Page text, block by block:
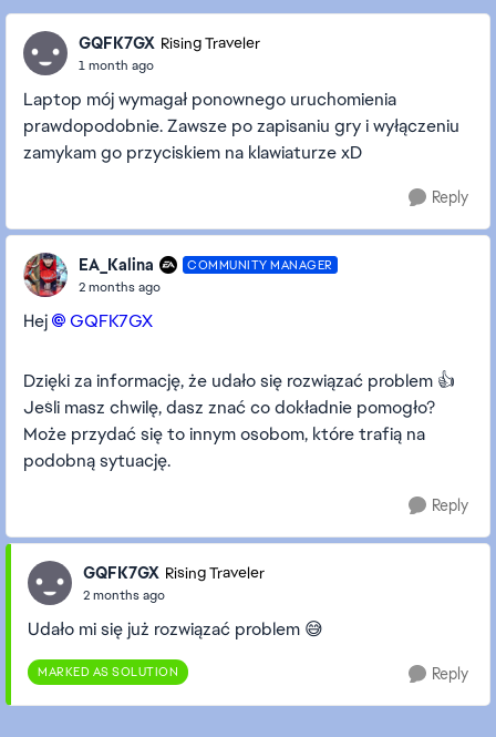
GQFK7GX Rising Traveler
1 month ago
Laptop mój wymagał ponownego uruchomienia
prawdopodobnie. Zawsze po zapisaniu gry i wyłączeniu
zamykam go przyciskiem na klawiaturze xD
Reply
EA_Kalina COMMUNITY MANAGER
2 months ago
Hej GQFK7GX​
Dzięki za informację, że udało się rozwiązać problem 👍
Jeśli masz chwilę, dasz znać co dokładnie pomogło?
Może przydać się to innym osobom, które trafią na
podobną sytuację.
Reply
GQFK7GX Rising Traveler
2 months ago
Udało mi się już rozwiązać problem 😅
MARKED AS SOLUTION Reply